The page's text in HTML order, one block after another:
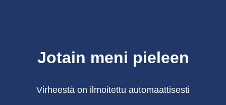
Jotain meni pieleen
Virheestä on ilmoitettu automaattisesti